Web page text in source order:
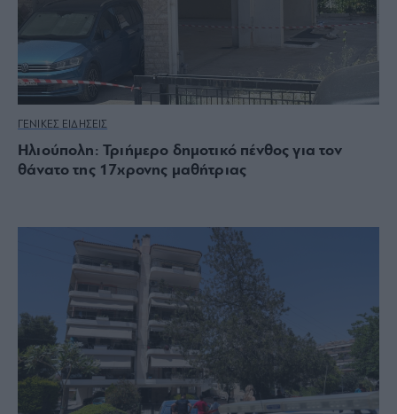
ΓΕΝΙΚΕΣ ΕΙΔΗΣΕΙΣ
Ηλιούπολη: Τριήμερο δημοτικό πένθος για τον
θάνατο της 17χρονης μαθήτριας